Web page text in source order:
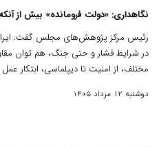
نگاهداری: «دولت فرومانده» بیش از
رئیس مرکز پژوهش‌های مجلس گفت:
در شرایط فشار و حتی جنگ، هم توان
مختلف، از امنیت تا دیپلماسی، ابتکار
دوشنبه 12 مرداد 1405